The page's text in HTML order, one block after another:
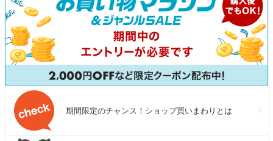
期間限定のチャンス！ショップ買いまわりとは